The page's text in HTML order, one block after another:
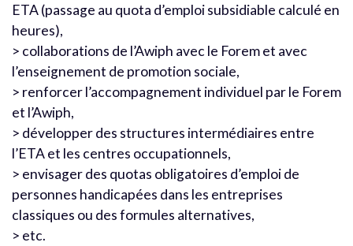
ETA (passage au quota d’emploi subsidiable calculé en
heures),
> collaborations de l’Awiph avec le Forem et avec
l’enseignement de promotion sociale,
> renforcer l’accompagnement individuel par le Forem
et l’Awiph,
> développer des structures intermédiaires entre
l’ETA et les centres occupationnels,
> envisager des quotas obligatoires d’emploi de
personnes handicapées dans les entreprises
classiques ou des formules alternatives,
> etc.